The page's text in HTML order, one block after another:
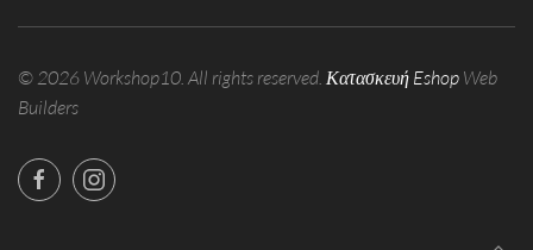
©2026 Workshop10. All rights reserved. Κατασκευή Eshop Web
Builders